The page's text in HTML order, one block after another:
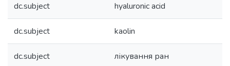
dc.subject hyaluronic acid
dc.subject kaolin
dc.subject лікування ран